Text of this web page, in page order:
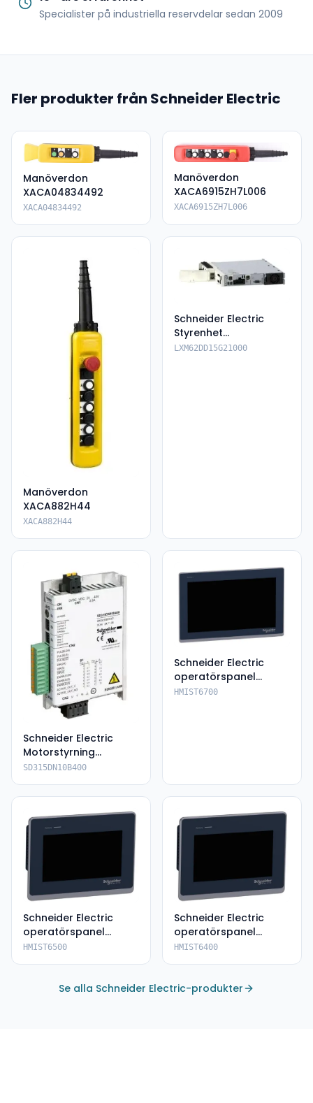
Specialister på industriella reservdelar sedan 2009
Fler produkter från Schneider Electric
Manöverdon
XACA04834492
XACA04834492
Manöverdon
XACA6915ZH7L006
XACA6915ZH7L006
Manöverdon
XACA882H44
XACA882H44
Schneider Electric
Styrenhet
LXM62DD15G21000
LXM62DD15G21000
Schneider Electric
Motorstyrning
SD315DN10B400
SD315DN10B400
Schneider Electric
operatörspanel
HMIST6700
HMIST6700
Schneider Electric
operatörspanel
HMIST6500
HMIST6500
Schneider Electric
operatörspanel
HMIST6400
HMIST6400
Se alla Schneider Electric-produkter